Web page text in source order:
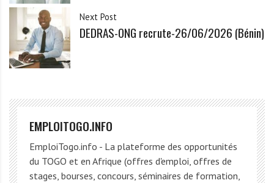
Next Post
DEDRAS-ONG recrute-26/06/2026 (Bénin)
EMPLOITOGO.INFO
EmploiTogo.info - La plateforme des opportunités
du TOGO et en Afrique (offres d'emploi, offres de
stages, bourses, concours, séminaires de formation,